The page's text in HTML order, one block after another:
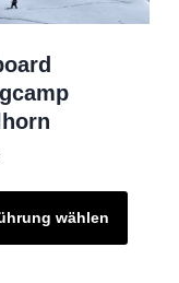
wählen
Dieses
weist